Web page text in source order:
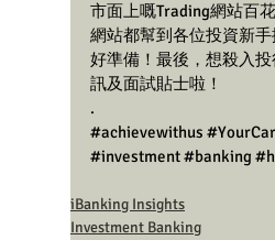
市面上嘅Trading網站百
網站都幫到各位投資新
好準備！最後，想殺入
訊及面試貼士啦！
.
#achievewithus
#investment#banking
iBanking Insights
Investment Banking